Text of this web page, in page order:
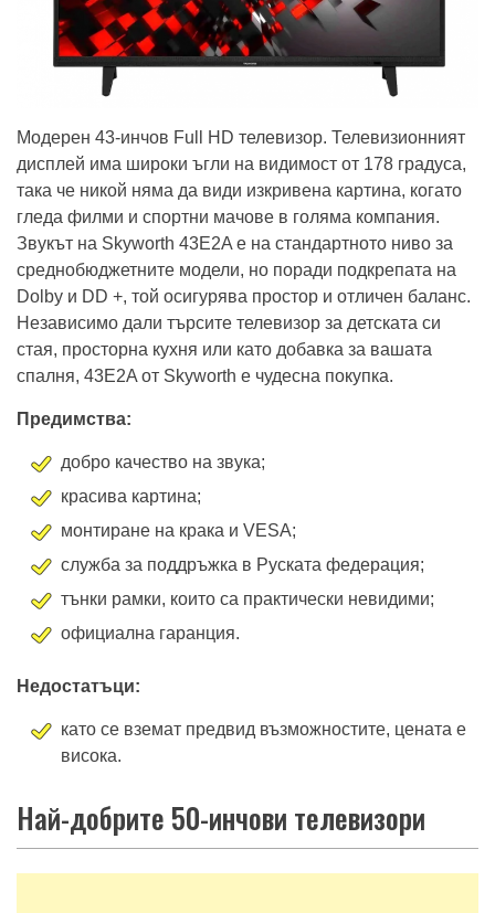
Модерен 43-инчов Full HD телевизор. Телевизионният
дисплей има широки ъгли на видимост от 178 градуса,
така че никой няма да види изкривена картина, когато
гледа филми и спортни мачове в голяма компания.
Звукът на Skyworth 43E2A е на стандартното ниво за
среднобюджетните модели, но поради подкрепата на
Dolby и DD +, той осигурява простор и отличен баланс.
Независимо дали търсите телевизор за детската си
стая, просторна кухня или като добавка за вашата
добро качество на звука;
красива картина;
монтиране на крака и VESA;
служба за поддръжка в Руската федерация;
тънки рамки, които са практически невидими;
като се вземат предвид възможностите, цената е
Най-добрите 50-инчови телевизори